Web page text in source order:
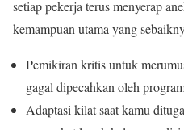
setiap pekerja terus menyerap
kemampuan utama yang
Pemikiran kritis untuk
gagal dipecahkan oleh
Adaptasi kilat saat kamu